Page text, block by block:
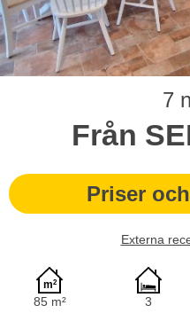
7
Från
Priser
Externa
85 m² 3